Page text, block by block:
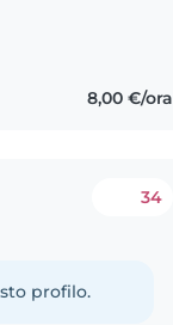
8,00 €/ora
34
profilo.